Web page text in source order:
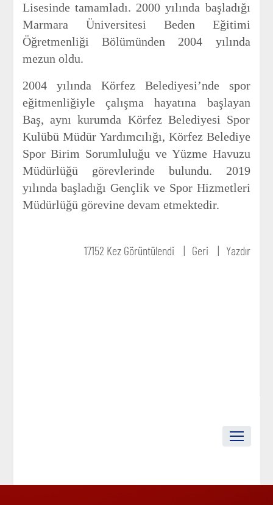
Lisesinde tamamladı. 2000 yılında başladığı
Marmara Üniversitesi Beden Eğitimi
Öğretmenliği Bölümünden 2004 yılında
mezun oldu.
2004 yılında Körfez Belediyesi’nde spor
eğitmenliğiyle çalışma hayatına başlayan
Baş, aynı kurumda Körfez Belediyesi Spor
Kulübü Müdür Yardımcılığı, Körfez Belediye
Spor Birim Sorumluluğu ve Yüzme Havuzu
Müdürlüğü görevlerinde bulundu. 2019
yılında başladığı Gençlik ve Spor Hizmetleri
Müdürlüğü görevine devam etmektedir.
17152 Kez Görüntülendi Geri Yazdır